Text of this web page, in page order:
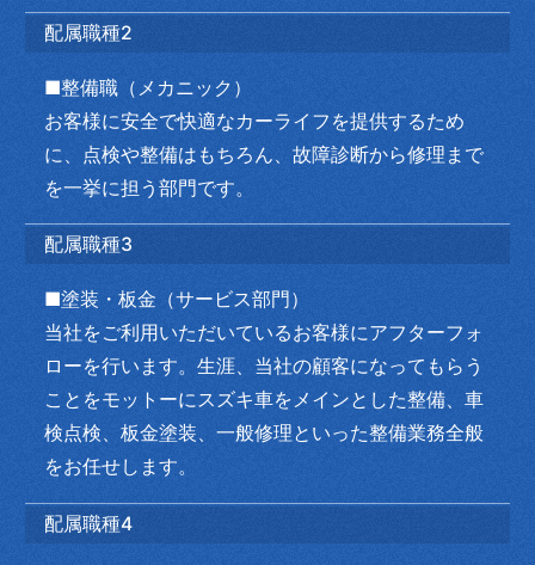
配属職種2
■整備職（メカニック）
お客様に安全で快適なカーライフを提供するため
に、点検や整備はもちろん、故障診断から修理まで
を一挙に担う部門です。
配属職種3
■塗装・板金（サービス部門）
当社をご利用いただいているお客様にアフターフォ
ローを行います。生涯、当社の顧客になってもらう
ことをモットーにスズキ車をメインとした整備、車
検点検、板金塗装、一般修理といった整備業務全般
をお任せします。
配属職種4